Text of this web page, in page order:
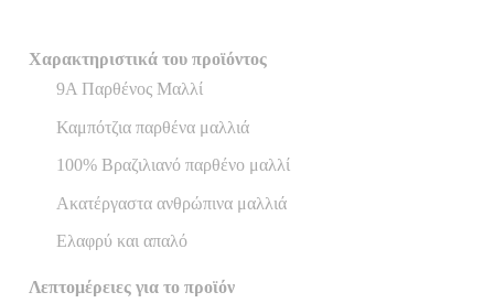
Χαρακτηριστικά του προϊόντος
9Α Παρθένος Μαλλί
Καμπότζια παρθένα μαλλιά
100% Βραζιλιανό παρθένο μαλλί
Ακατέργαστα ανθρώπινα μαλλιά
Ελαφρύ και απαλό
Λεπτομέρειες για το προϊόν